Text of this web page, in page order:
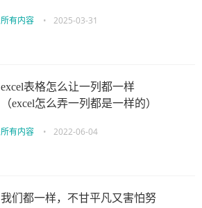
所有内容 • 2025-03-31
excel表格怎么让一列都一样
（excel怎么弄一列都是一样的）
所有内容 • 2022-06-04
我们都一样，不甘平凡又害怕努